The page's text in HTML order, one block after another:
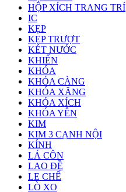
HỘP XÍCH TRANG TRÍ
IC
KẸP
KẸP TRƯỢT
KÉT NƯỚC
KHIỂN
KHÓA
KHÓA CÀNG
KHÓA XĂNG
KHÓA XÍCH
KHÓA YÊN
KIM
KIM 3 CẠNH NỘI
KÍNH
LÁ CÔN
LAO ĐỀ
LE CHẾ
LÒ XO